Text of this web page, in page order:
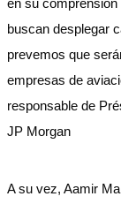
en su
buscan desplegar
prevemos que
empresas de
responsable de
JP Morgan
A su vez, Aamir